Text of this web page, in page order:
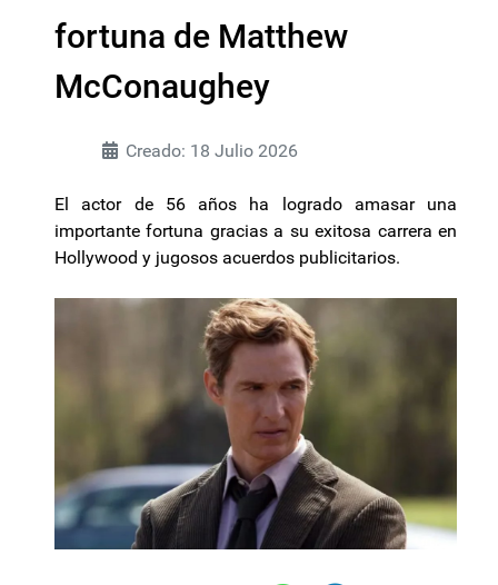
fortuna de Matthew
McConaughey
Creado: 18 Julio 2026
El actor de 56 años ha logrado amasar una
importante fortuna gracias a su exitosa carrera en
Hollywood y jugosos acuerdos publicitarios.